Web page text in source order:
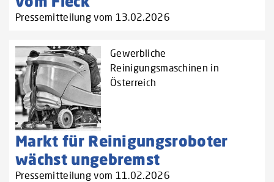
Pressemitteilung vom 13.02.2026
Gewerbliche
Reinigungsmaschinen in
Österreich
Markt für Reinigungsroboter
wächst ungebremst
Pressemitteilung vom 11.02.2026